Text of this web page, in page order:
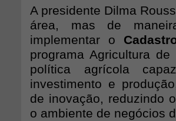
A presidente Dilma
área, mas de
implementar o
programa Agricultura
política agrícola
investimento e
de inovação, reduzindo
o ambiente de negócios